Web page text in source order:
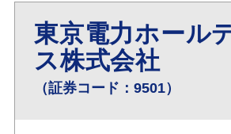
東京電力ホール
ス株式会社
（証券コード：9501）